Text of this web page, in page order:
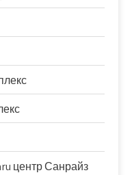
центр Санрайз